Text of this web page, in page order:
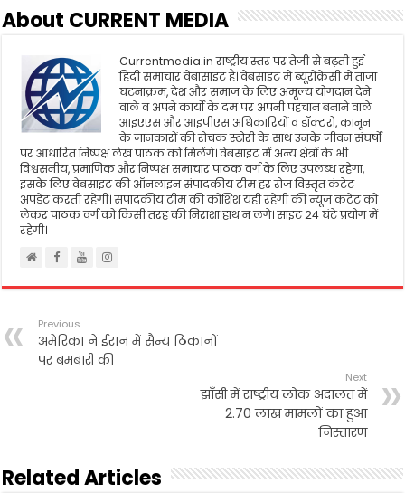
o
r
p
About CURRENT MEDIA
Currentmedia.in राष्ट्रीय स्तर पर तेजी से बढ़ती हुई
हिंदी समाचार वेबासाइट है। वेबसाइट में ब्यूरोक्रेसी में ताजा
घटनाक्रम, देश और समाज के लिए अमूल्य योगदान देने
वाले व अपने कार्यो के दम पर अपनी पहचान बनाने वाले
आइएएस और आइपीएस अधिकारियों व डॉक्टरो, कानून
के जानकारों की रोचक स्टोरी के साथ उनके जीवन संघर्षो
पर आधारित निष्पक्ष लेख पाठक को मिलेंगे। वेबसाइट में अन्य क्षेत्रों के भी
विश्वसनीय, प्रमाणिक और निष्पक्ष समाचार पाठक वर्ग के लिए उपलब्ध रहेगा,
इसके लिए वेबसाइट की ऑनलाइन संपादकीय टीम हर रोज विस्तृत कंटेट
अपडेट करती रहेगी। संपादकीय टीम की कोशिश यही रहेगी की न्यूज कंटेट को
लेकर पाठक वर्ग को किसी तरह की निराशा हाथ न लगे। साइट 24 घंटे प्रयोग में
रहेगी।
Previous
अमेरिका ने ईरान में सैन्य ठिकानों
पर बमबारी की
Next
झाँसी में राष्ट्रीय लोक अदालत में
2.70 लाख मामलों का हुआ
निस्तारण
Related Articles